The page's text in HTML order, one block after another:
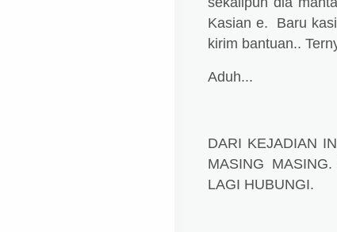
Kasian e. Baru
kirim bantuan..
Aduh...
DARI KEJADIAN
MASING
LAGI HUBUNGI.